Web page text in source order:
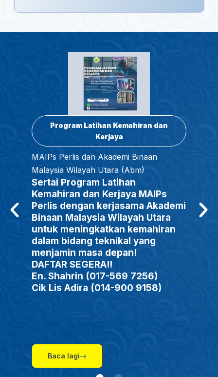
Program Latihan dan
Kemahiran
Tawaran Kursus daripada
Akademi Transformasi Asnaf MAIPs
(ATAM)
Kursus Tajaan Majlis Agama Islam dan
Adat Istiadat Melayu Perlis (MAIPs)
Kursus Kemahiran Kimpalan
“Zero to Hero”
Untuk borang permohonan boleh
hubungi :
Cik Nuraini 017-4319291
atau e-mel :